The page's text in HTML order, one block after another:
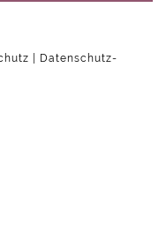
Datenschutz-